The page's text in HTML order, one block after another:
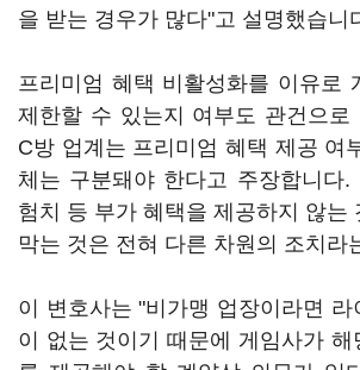
을 받는 경우가 많다"고 설명했습니
프리미엄 혜택 비활성화를 이유로
제한할 수 있는지 여부도 관건으로
C방 업계는 프리미엄 혜택 제공 여
체는 구분돼야 한다고 주장합니다.
험치 등 부가 혜택을 제공하지 않는
막는 것은 전혀 다른 차원의 조치라
이 변호사는 "비가맹 업장이라면
이 없는 것이기 때문에 게임사가 해